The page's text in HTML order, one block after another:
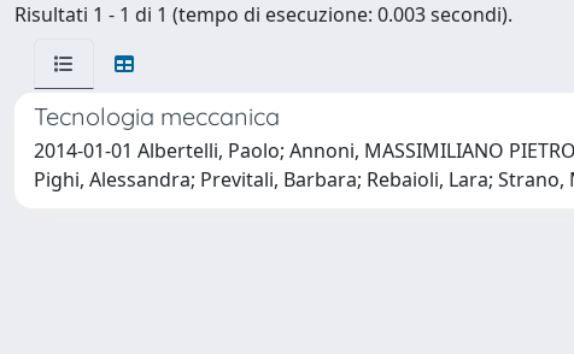
Risultati 1 - 1 di 1 (tempo di esecuzione: 0.003 secondi).
Tecnologia meccanica
2014-01-01 Albertelli, Paolo; Annoni, MASSIMILIANO
Pighi, Alessandra; Previtali, Barbara; Rebaioli, Lara; Strano,